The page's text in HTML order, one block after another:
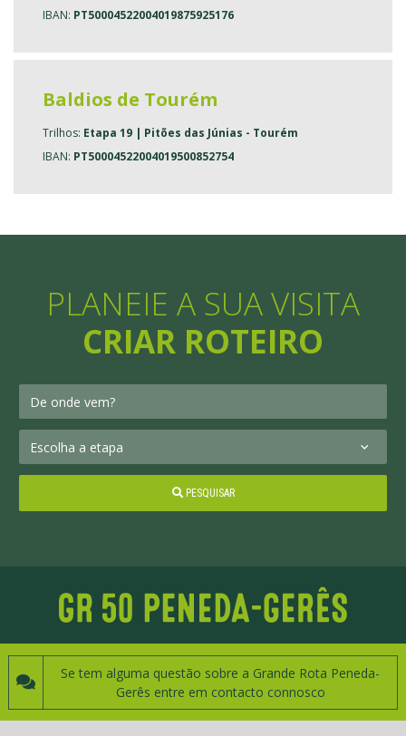
IBAN: PT50004522004019875925176
Baldios de Tourém
Trilhos: Etapa 19 | Pitões das Júnias - Tourém
IBAN: PT50004522004019500852754
PLANEIE A SUA VISITA
CRIAR ROTEIRO
PESQUISAR
Se tem alguma questão sobre a Grande Rota Peneda-
Gerês entre em contacto connosco